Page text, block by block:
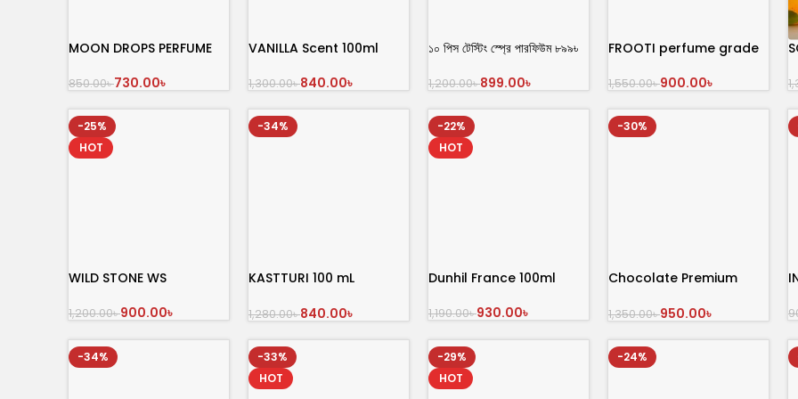
MOON DROPS PERFUME
850.00৳730.00৳
অর্ডার করুন
VANILLA Scent 100ml
1,300.00৳840.00৳
অর্ডার করুন
১০ পিস টেস্টিং স্প্রে পারফিউম ৮৯৯৳
1,200.00৳899.00৳
অর্ডার করুন
FROOTI perfume grade
1,550.00৳900.00৳
অর্ডার করুন
-25%
HOT
WILD STONE WS
1,200.00৳900.00৳
অর্ডার করুন
-34%
KASTTURI 100 mL
1,280.00৳840.00৳
অর্ডার করুন
-22%
HOT
Dunhil France 100ml
1,190.00৳930.00৳
অর্ডার করুন
-30%
Chocolate Premium
1,350.00৳950.00৳
অর্ডার করুন
-34%
-33%
HOT
-29%
HOT
-24%